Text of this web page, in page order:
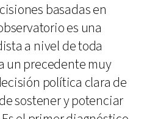
basadas en
es una
a nivel de toda
un precedente muy
política clara de
sostener y potenciar